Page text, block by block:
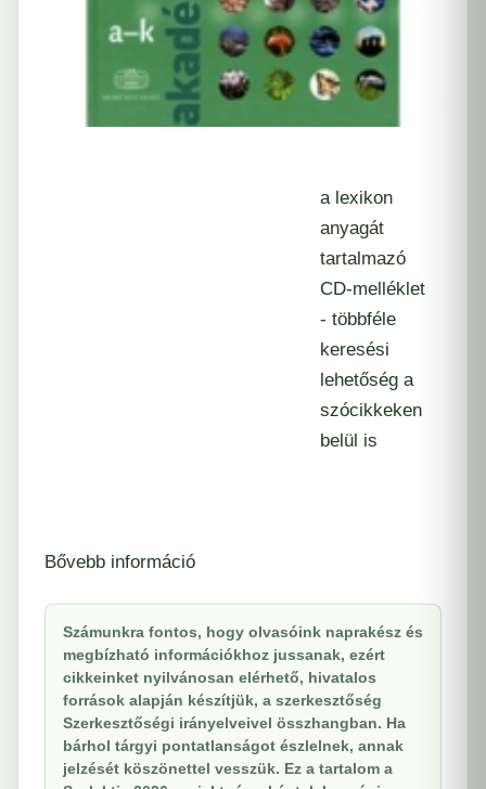
a lexikon
anyagát
tartalmazó
CD-melléklet
- többféle
keresési
lehetőség a
szócikkeken
belül is
Bővebb információ
Számunkra fontos, hogy olvasóink naprakész és
megbízható információkhoz jussanak, ezért
cikkeinket nyilvánosan elérhető, hivatalos
források alapján készítjük, a szerkesztőség
Szerkesztőségi irányelveivel összhangban. Ha
bárhol tárgyi pontatlanságot észlelnek, annak
jelzését köszönettel vesszük. Ez a tartalom a